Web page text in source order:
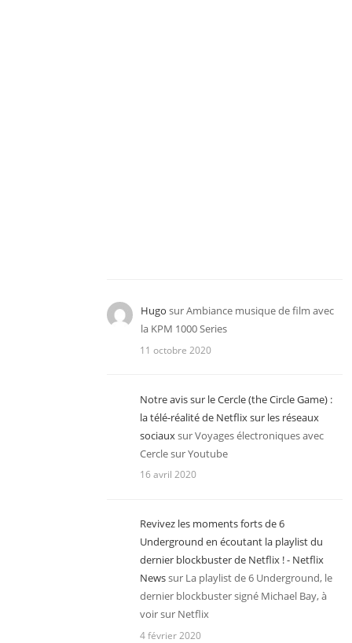
Hugo surAmbiance musique de film avec
la KPM 1000 Series
11 octobre 2020
Notre avis sur le Cercle (the Circle Game) :
la télé-réalité de Netflix sur les réseaux
sociauxsurVoyages électroniques avec
Cercle sur Youtube
16 avril 2020
Revivez les moments forts de 6
Underground en écoutant la playlist du
dernier blockbuster de Netflix ! - Netflix
Newssur La playlist de 6 Underground, le
dernier blockbuster signé Michael Bay, à
voir sur Netflix
4 février 2020